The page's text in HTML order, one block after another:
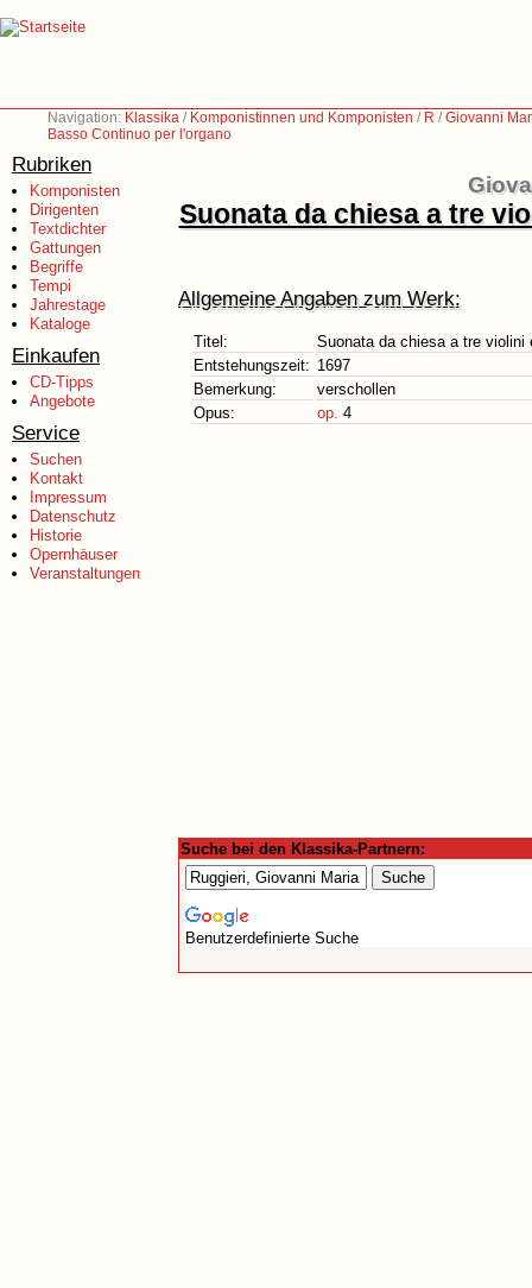
Navigation: Klassika / Komponistinnen und Komponisten / R /Giovanni
Basso Continuo per l'organo
Rubriken
Komponisten
Dirigenten
Textdichter
Gattungen
Begriffe
Tempi
Jahrestage
Kataloge
Einkaufen
CD-Tipps
Angebote
Service
Suchen
Kontakt
Impressum
Datenschutz
Historie
Opernhäuser
Veranstaltungen
Suonata da chiesa a tre
Allgemeine Angaben zum Werk:
Titel:
Suonata da chiesa a tre violini
Entstehungszeit: 1697
Bemerkung:
verschollen
Opus:
op. 4
Suche bei den Klassika-Partnern:
Benutzerdefinierte Suche